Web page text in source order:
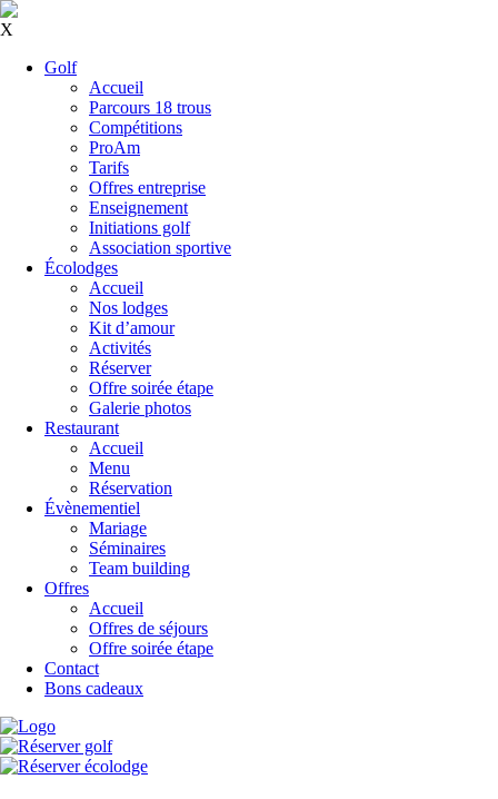
X
Golf
Accueil
Parcours 18 trous
Compétitions
ProAm
Tarifs
Offres entreprise
Enseignement
Initiations golf
Association sportive
Écolodges
Accueil
Nos lodges
Kit d’amour
Activités
Réserver
Offre soirée étape
Galerie photos
Restaurant
Accueil
Menu
Réservation
Évènementiel
Mariage
Séminaires
Team building
Offres
Accueil
Offres de séjours
Offre soirée étape
Contact
Bons cadeaux